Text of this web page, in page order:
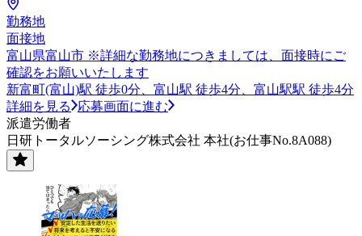
勤務地
面接地
富山県富山市 ※詳細な勤務地につきましては、面接時にご
確認をお願いいたします
新富町(富山)駅 徒歩0分、富山駅 徒歩4分、富山駅駅 徒歩4分
詳細を見る
応募画面に進む
派遣労働者
日研トータルソーシング株式会社 本社(お仕事No.8A088)